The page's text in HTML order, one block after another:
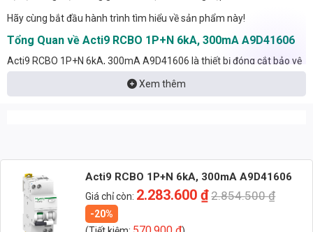
Hãy cùng bắt đầu hành trình tìm hiểu về sản phẩm này!
Tổng Quan về Acti9 RCBO 1P+N 6kA, 300mA A9D41606
Acti9 RCBO 1P+N 6kA, 300mA A9D41606 là thiết bị đóng cắt bảo vệ
hạ thế, được thiết kế để bảo vệ con người và thiết bị khỏi nguy cơ điện
giật và quá tải. Thiết bị này kết hợp chức năng của MCB (Miniature
ta sẽ đi sâu vào các thông số kỹ thuật chính:
Thông Số Điện
Xem thêm
Acti9 RCBO 1P+N 6kA, 300mA A9D41606
Giá chỉ còn: 2.283.600₫2.854.500₫
-20%